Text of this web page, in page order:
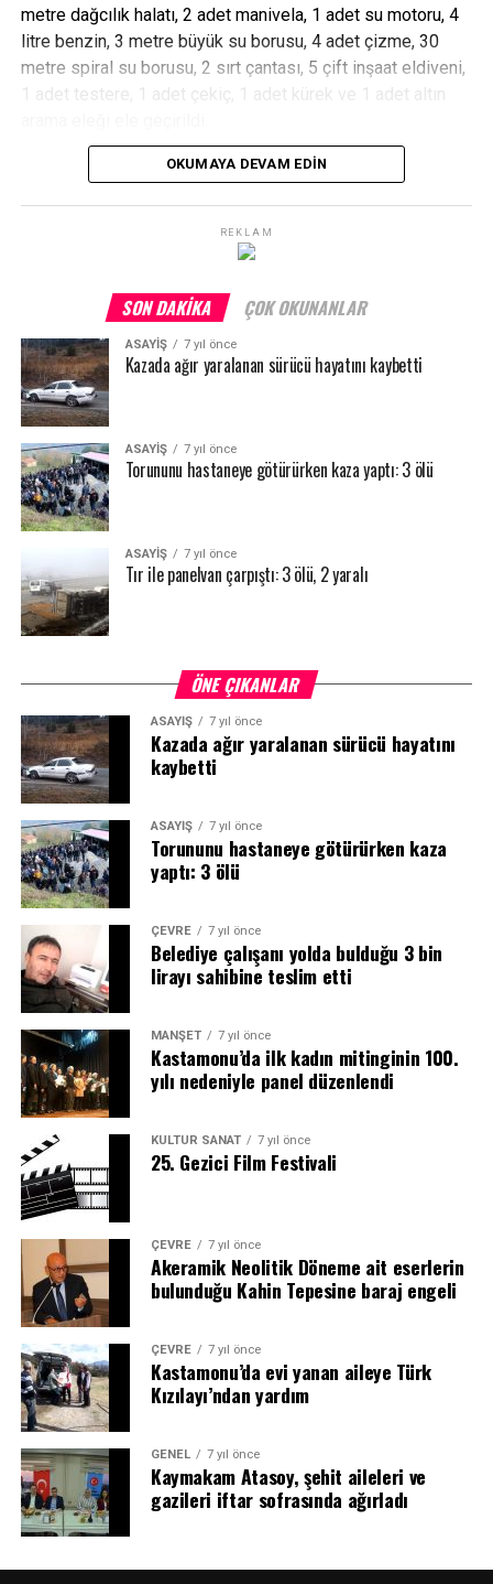
metre dağcılık halatı, 2 adet manivela, 1 adet su motoru, 4
litre benzin, 3 metre büyük su borusu, 4 adet çizme, 30
metre spiral su borusu, 2 sırt çantası, 5 çift inşaat eldiveni,
1 adet testere, 1 adet çekiç, 1 adet kürek ve 1 adet altın
Jandarma ekiplerince gözaltına alınan 8 şüpheli şahıs
OKUMAYA DEVAM EDIN
REKLAM
SON DAKIKA ÇOK OKUNANLAR
ASAYİŞ 7 yıl önce
Kazada ağır yaralanan sürücü hayatını kaybetti
ASAYİŞ 7 yıl önce
Torununu hastaneye götürürken kaza yaptı: 3 ölü
ASAYİŞ 7 yıl önce
Tır ile panelvan çarpıştı: 3 ölü, 2 yaralı
ÖNE ÇIKANLAR
ASAYİŞ 7 yıl önce
Kazada ağır yaralanan sürücü hayatını
kaybetti
ASAYİŞ 7 yıl önce
Torununu hastaneye götürürken kaza
yaptı: 3 ölü
ÇEVRE 7 yıl önce
Belediye çalışanı yolda bulduğu 3 bin
lirayı sahibine teslim etti
MANŞET 7 yıl önce
Kastamonu’da ilk kadın mitinginin 100.
yılı nedeniyle panel düzenlendi
KÜLTÜR SANAT 7 yıl önce
25. Gezici Film Festivali
ÇEVRE 7 yıl önce
Akeramik Neolitik Döneme ait eserlerin
bulunduğu Kahin Tepesine baraj engeli
ÇEVRE 7 yıl önce
Kastamonu’da evi yanan aileye Türk
Kızılayı’ndan yardım
GENEL 7 yıl önce
Kaymakam Atasoy, şehit aileleri ve
gazileri iftar sofrasında ağırladı